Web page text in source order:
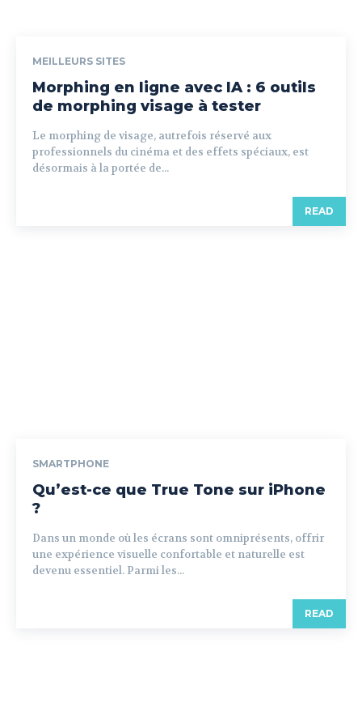
MEILLEURS SITES
Morphing en ligne avec IA : 6 outils
de morphing visage à tester
Le morphing de visage, autrefois réservé aux
professionnels du cinéma et des effets spéciaux, est
désormais à la portée de...
READ
SMARTPHONE
Qu’est-ce que True Tone sur iPhone
?
Dans un monde où les écrans sont omniprésents, offrir
une expérience visuelle confortable et naturelle est
devenu essentiel. Parmi les...
READ